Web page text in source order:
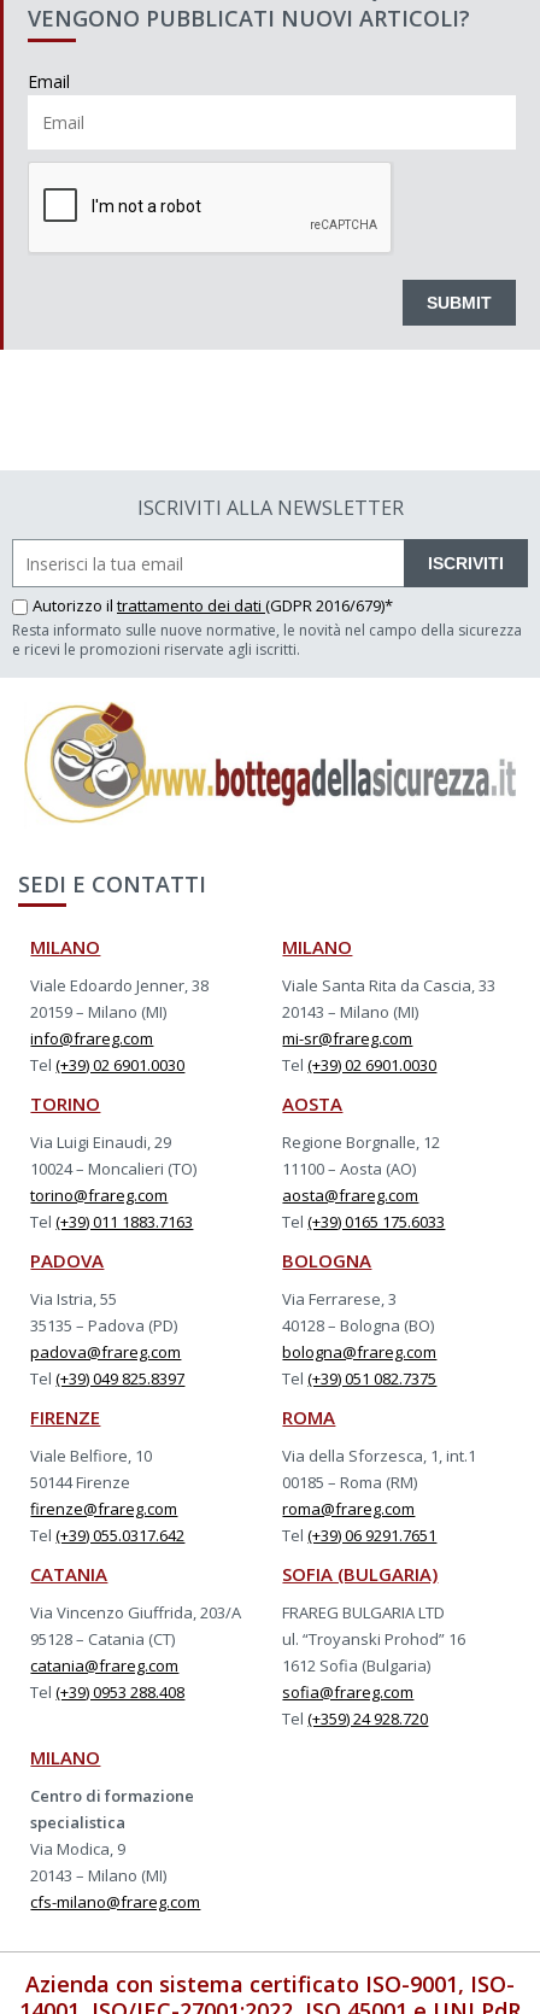
VENGONO PUBBLICATI NUOVI ARTICOLI?
Email
ISCRIVITI ALLA NEWSLETTER
ISCRIVITI
Autorizzo il trattamento dei dati (GDPR 2016/679)*
Resta informato sulle nuove normative, le novità nel campo della sicurezza
e ricevi le promozioni riservate agli iscritti.
SEDI E CONTATTI
MILANO
Viale Edoardo Jenner, 38
20159 – Milano (MI)
info@frareg.com
Tel(+39) 02 6901.0030
MILANO
Viale Santa Rita da Cascia, 33
20143 – Milano (MI)
mi-sr@frareg.com
Tel(+39) 02 6901.0030
TORINO
Via Luigi Einaudi, 29
10024 – Moncalieri (TO)
torino@frareg.com
Tel(+39) 011 1883.7163
AOSTA
Regione Borgnalle, 12
11100 – Aosta (AO)
aosta@frareg.com
Tel(+39) 0165 175.6033
PADOVA
Via Istria, 55
35135 – Padova (PD)
padova@frareg.com
Tel(+39) 049 825.8397
BOLOGNA
Via Ferrarese, 3
40128 – Bologna (BO)
bologna@frareg.com
Tel(+39) 051 082.7375
FIRENZE
Viale Belfiore, 10
50144 Firenze
firenze@frareg.com
Tel(+39) 055.0317.642
ROMA
Via della Sforzesca, 1, int.1
00185 – Roma (RM)
roma@frareg.com
Tel(+39) 06 9291.7651
CATANIA
Via Vincenzo Giuffrida, 203/A
95128 – Catania (CT)
catania@frareg.com
Tel(+39) 0953 288.408
SOFIA (BULGARIA)
FRAREG BULGARIA LTD
ul. “Troyanski Prohod” 16
1612 Sofia (Bulgaria)
sofia@frareg.com
Tel(+359) 24 928.720
MILANO
Centro di formazione
specialistica
Via Modica, 9
20143 – Milano (MI)
cfs-milano@frareg.com
Azienda con sistema certificato ISO-9001, ISO-